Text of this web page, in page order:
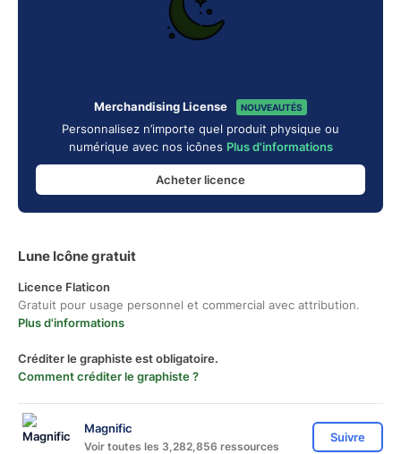
Merchandising License NOUVEAUTÉS
Personnalisez n’importe quel produit physique ou
numérique avec nos icônes Plus d'informations
Acheter licence
Lune Icône gratuit
Licence Flaticon
Gratuit pour usage personnel et commercial avec attribution.
Plus d'informations
Créditer le graphiste est obligatoire.
Comment créditer le graphiste ?
Magnific
Voir toutes les 3,282,856 ressources
Suivre